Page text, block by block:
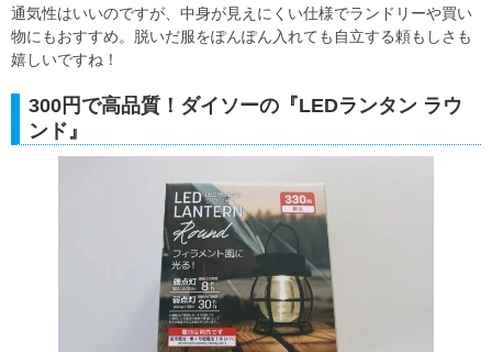
通気性はいいのですが、中身が見えにくい仕様でランドリーや買い
物にもおすすめ。脱いだ服をぽんぽん入れても自立する頼もしさも
嬉しいですね！
300円で高品質！ダイソーの『LEDランタン ラウ
ンド』